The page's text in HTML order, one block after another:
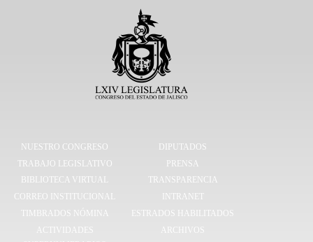
NUESTRO CONGRESO
DIPUTADOS
TRABAJO LEGISLATIVO
PRENSA
BIBLIOTECA VIRTUAL
TRANSPARENCIA
CORREO INSTITUCIONAL
INTRANET
TIMBRADOS NÓMINA
ESTRADOS HABILITADOS
ACTIVIDADES
ARCHIVOS